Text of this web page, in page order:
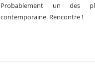
Probablement un des
contemporaine. Rencontre !